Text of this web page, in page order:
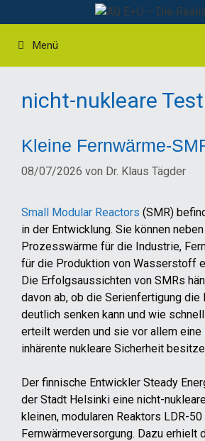
Inhalt
springenMenü
nicht-nukleare
Kleine Fernwärme-
08/07/2026 von Dr. Klaus Tägder
Small Modular Reactors (SMR)
in der Entwicklung. Sie können
Prozesswärme für die Industrie,
für die Produktion von Wasserstoff
Die Erfolgsaussichten von SMRs
davon ab, ob die Serienfertigung die
deutlich senken kann und wie
erteilt werden und sie vor allem eine
inhärente nukleare Sicherheit
Der finnische Entwickler Steady
der Stadt Helsinki eine nicht-
kleinen, modularen Reaktors LDR-50
Fernwärmeversorgung. Dazu erhielt